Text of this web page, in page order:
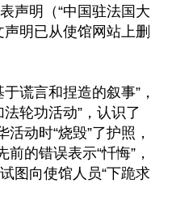
声明（“中国驻法国大
明已从使馆网站上删
谎言和捏造的叙事”，
轮功活动”，认识了
动时“烧毁”了护照，
的错误表示“忏悔”，
图向使馆人员“下跪求